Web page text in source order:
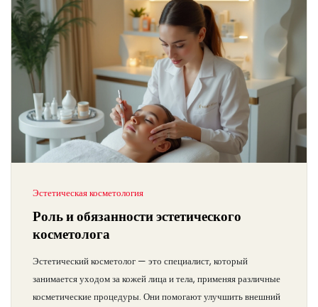
Эстетическая косметология
Роль и обязанности эстетического
косметолога
Эстетический косметолог — это специалист, который
занимается уходом за кожей лица и тела, применяя различные
косметические процедуры. Они помогают улучшить внешний